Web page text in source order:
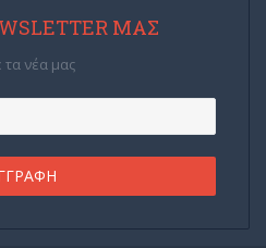
ΜΑΣ
τα νέα μας